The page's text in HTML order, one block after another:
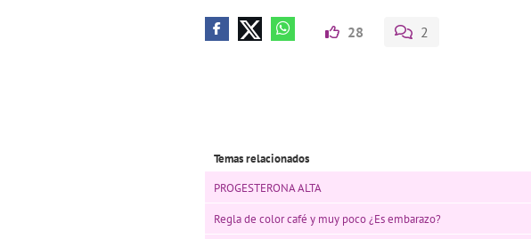
28 2
Temas relacionados
PROGESTERONA ALTA
Regla de color café y muy poco ¿Es embarazo?